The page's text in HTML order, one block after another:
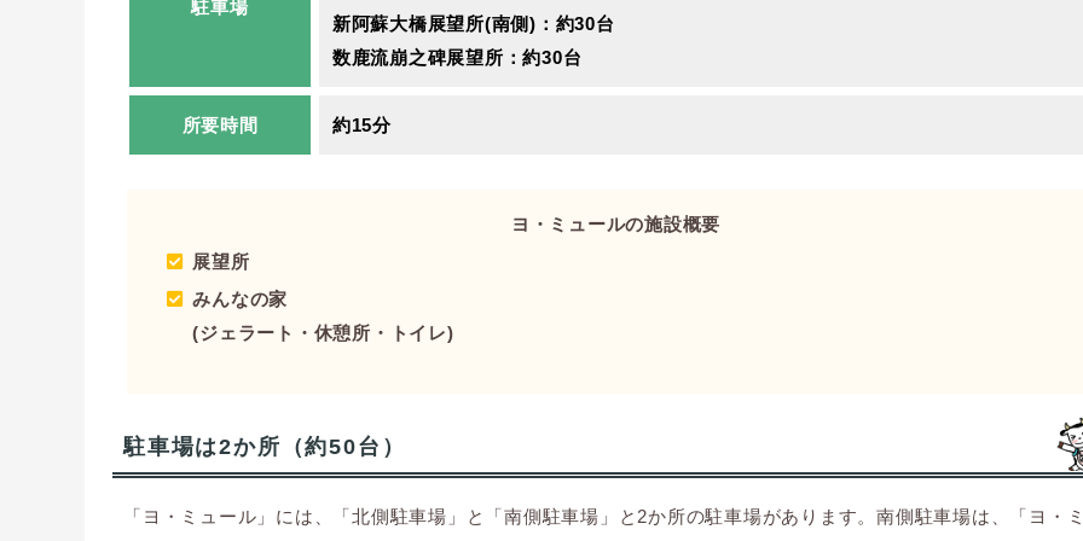
駐車場
新阿蘇大橋展望所(南側)：約30台
数鹿流崩之碑展望所：約30台
所要時間 約15分
ヨ・ミュールの施設概要
展望所
みんなの家
(ジェラート・休憩所・トイレ)
駐車場は2か所（約50台）
「ヨ・ミュール」には、「北側駐車場」と「南側駐車場」と2か所の駐車場があります。南側駐車場は、「ヨ・